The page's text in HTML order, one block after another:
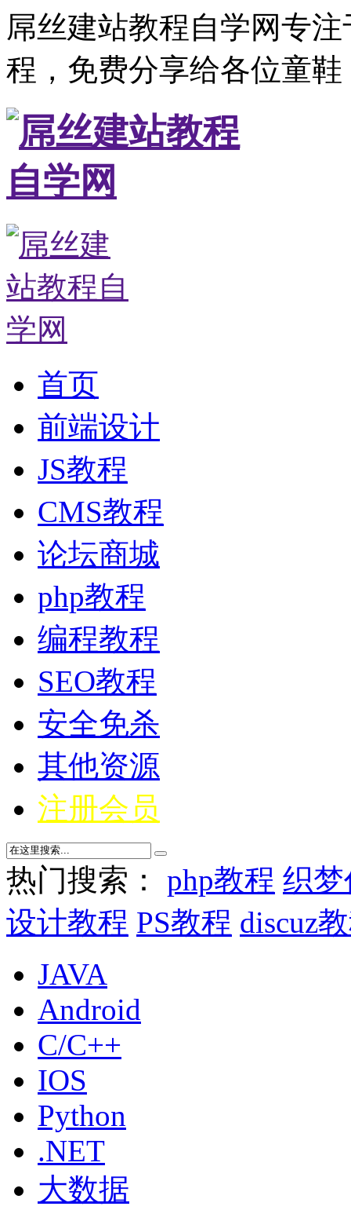
屌丝建站教程自学网专
程，免费分享给各位童
首页
前端设计
JS教程
CMS教程
论坛商城
php教程
编程教程
SEO教程
安全免杀
其他资源
注册会员
热门搜索： php教程 织
设计教程 PS教程 discuz
JAVA
Android
C/C++
IOS
Python
.NET
大数据